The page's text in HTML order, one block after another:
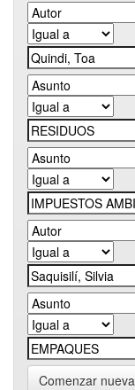
Comenzar